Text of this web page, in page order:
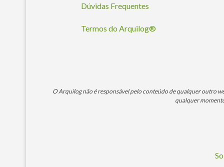
Dúvidas Frequentes
Termos do Arquilog®
O Arquilog não é responsável pelo conteúdo de qualquer outro
qualquer